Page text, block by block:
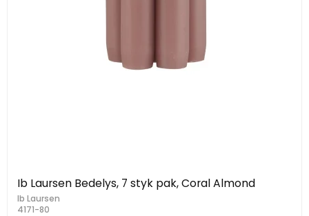
Ib Laursen Bedelys, 7 styk pak, Coral Almond
Ib Laursen
4171-80